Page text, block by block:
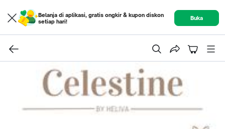
Belanja di aplikasi, gratis ongkir & kupon diskon
setiap hari!
Buka